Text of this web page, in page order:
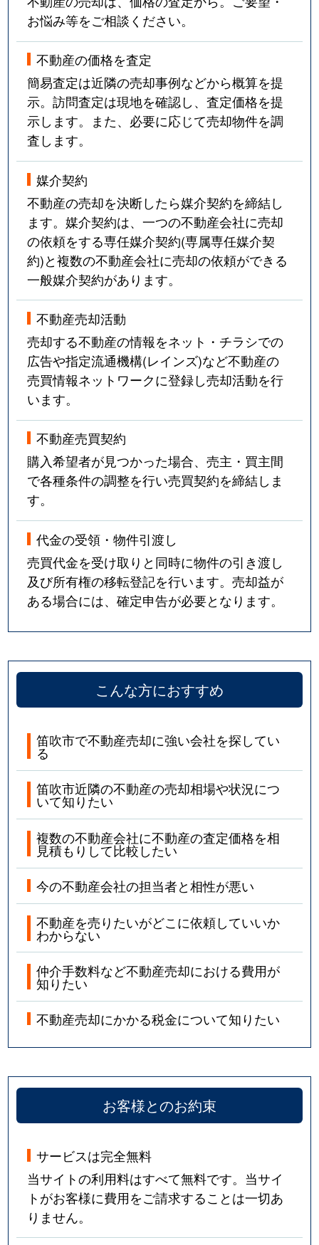
お悩み等をご相談ください。
不動産の価格を査定
簡易査定は近隣の売却事例などから概算を提
示。訪問査定は現地を確認し、査定価格を提
示します。また、必要に応じて売却物件を調
査します。
媒介契約
不動産の売却を決断したら媒介契約を締結し
ます。媒介契約は、一つの不動産会社に売却
の依頼をする専任媒介契約(専属専任媒介契
約)と複数の不動産会社に売却の依頼ができる
一般媒介契約があります。
不動産売却活動
売却する不動産の情報をネット・チラシでの
広告や指定流通機構(レインズ)など不動産の
売買情報ネットワークに登録し売却活動を行
います。
不動産売買契約
購入希望者が見つかった場合、売主・買主間
で各種条件の調整を行い売買契約を締結しま
す。
代金の受領・物件引渡し
売買代金を受け取りと同時に物件の引き渡し
及び所有権の移転登記を行います。売却益が
ある場合には、確定申告が必要となります。
こんな方におすすめ
笛吹市で不動産売却に強い会社を探してい
る
笛吹市近隣の不動産の売却相場や状況につ
いて知りたい
複数の不動産会社に不動産の査定価格を相
見積もりして比較したい
今の不動産会社の担当者と相性が悪い
不動産を売りたいがどこに依頼していいか
わからない
仲介手数料など不動産売却における費用が
知りたい
不動産売却にかかる税金について知りたい
お客様とのお約束
サービスは完全無料
当サイトの利用料はすべて無料です。当サイ
トがお客様に費用をご請求することは一切あ
りません。